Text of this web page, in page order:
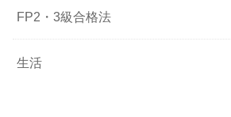
FP2・3級合格法
生活